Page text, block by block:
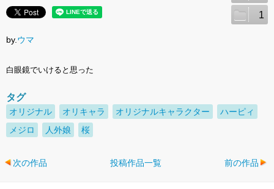
1
by. ウマ
白眼鏡でいけると思った
タグ
オリジナル オリキャラ オリジナルキャラクター
ハーピィ
メジロ
人外娘 桜
次の作品 投稿作品一覧 前の作品